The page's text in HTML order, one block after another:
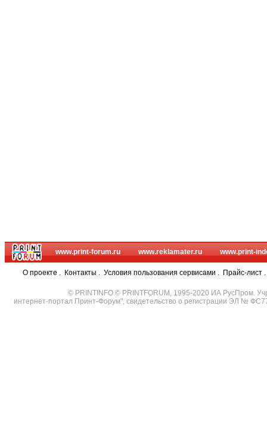
www.print-forum.ru www.reklamater.ru www.print-
О проекте . Контакты . Условия пользования сервисами . Прайс-лист .
© PRINTINFO © PRINTFORUM, 1995-2020 ИА РусПром.
интернет-портал Принт-Форум", свидетельство о регистрации ЭЛ №